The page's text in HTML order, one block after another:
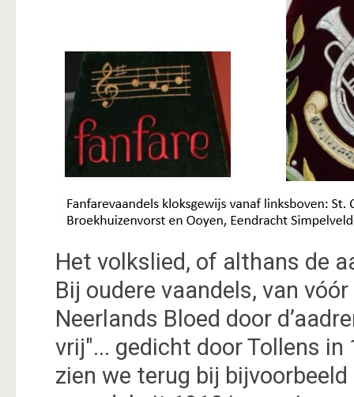
Het volkslied, of althans de
Bij oudere vaandels, van
Neerlands Bloed door
vrij"... gedicht door Tollens
zien we terug bij